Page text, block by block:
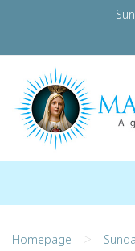
Homepage >